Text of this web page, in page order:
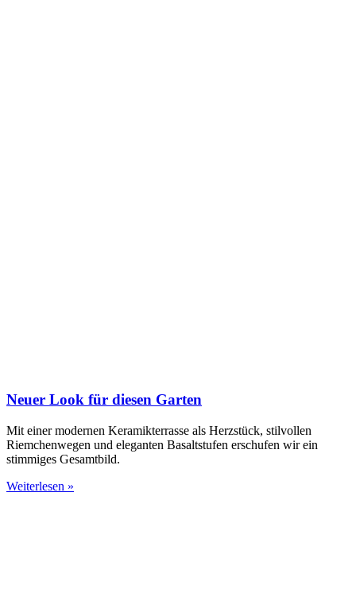
Neuer Look für diesen Garten
Mit einer modernen Keramikterrasse als Herzstück, stilvollen
Riemchenwegen und eleganten Basaltstufen erschufen wir ein
stimmiges Gesamtbild.
Weiterlesen »